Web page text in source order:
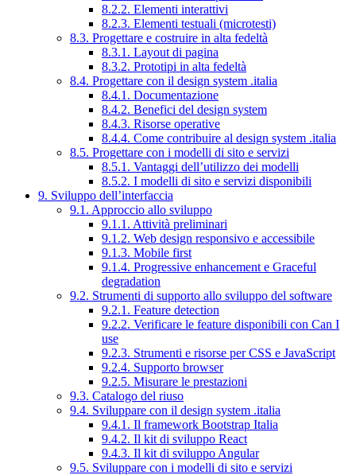
8.2.2. Elementi interattivi
8.2.3. Elementi testuali (microtesti)
8.3. Progettare e costruire in alta fedeltà
8.3.1. Layout di pagina
8.3.2. Prototipi in alta fedeltà
8.4. Progettare con il design system .italia
8.4.1. Documentazione
8.4.2. Benefici del design system
8.4.3. Risorse operative
8.4.4. Come contribuire al design system .italia
8.5. Progettare con i modelli di sito e servizi
8.5.1. Vantaggi dell’utilizzo dei modelli
8.5.2. I modelli di sito e servizi disponibili
9. Sviluppo dell’interfaccia
9.1. Approccio allo sviluppo
9.1.1. Attività preliminari
9.1.2. Web design responsivo e accessibile
9.1.3. Mobile first
9.1.4. Progressive enhancement e Graceful
degradation
9.2. Strumenti di supporto allo sviluppo del software
9.2.1. Feature detection
9.2.2. Verificare le feature disponibili con Can I
use
9.2.3. Strumenti e risorse per CSS e JavaScript
9.2.4. Supporto browser
9.2.5. Misurare le prestazioni
9.3. Catalogo del riuso
9.4. Sviluppare con il design system .italia
9.4.1. Il framework Bootstrap Italia
9.4.2. Il kit di sviluppo React
9.4.3. Il kit di sviluppo Angular
9.5. Sviluppare con i modelli di sito e servizi